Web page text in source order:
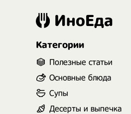
ИноЕда
Категории
Полезные статьи
Основные блюда
Супы
Десерты и выпечка